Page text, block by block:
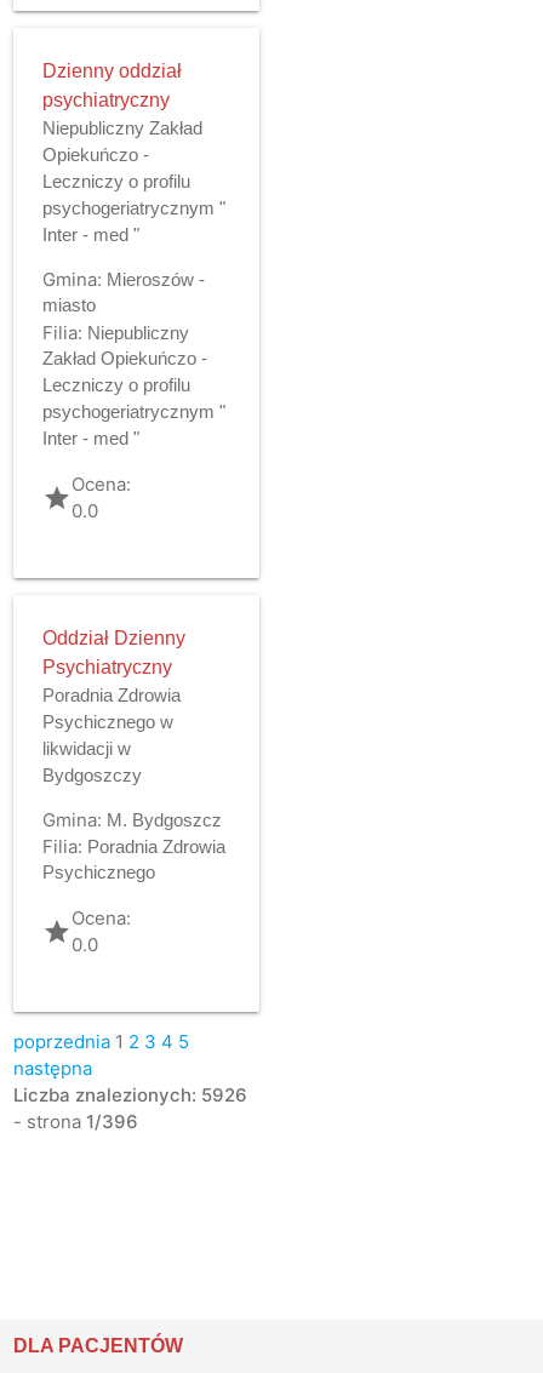
Dzienny oddział
psychiatryczny
Niepubliczny Zakład
Opiekuńczo -
Leczniczy o profilu
psychogeriatrycznym "
Inter - med "
Gmina: Mieroszów -
miasto
Filia: Niepubliczny
Zakład Opiekuńczo -
Leczniczy o profilu
psychogeriatrycznym "
Inter - med "
gradeOcena:
0.0
Oddział Dzienny
Psychiatryczny
Poradnia Zdrowia
Psychicznego w
likwidacji w
Bydgoszczy
Gmina: M. Bydgoszcz
Filia: Poradnia Zdrowia
Psychicznego
gradeOcena:
0.0
poprzednia 1 2 3 4 5
następna
Liczba znalezionych: 5926
- strona 1/396
DLA PACJENTÓW